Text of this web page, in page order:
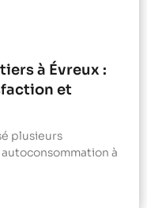
à Évreux :
et
plusieurs
à